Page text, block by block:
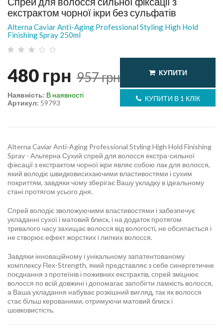
екстрактом чорної ікри без сульфатів
Alterna Caviar Anti-Aging Professional Styling High Hold
Finishing Spray 250ml
480 грн 957грн КУПИТИ
КУПИТИ В 1 КЛІК
Артикул: 59793
Наявність: В наявності
Alterna Caviar Anti-Aging Professional Styling High Hold Finishing
Spray - Альтерна Сухий спрей для волосся екстра-сильної
фіксації з екстрактом чорної ікри являє собою лак для волосся,
який володіє швидковисихаючими властивостями і сухим
покриттям, завдяки чому зберігає Вашу укладку в ідеальному
стані протягом усього дня.
Спрей володіє зволожуючими властивостями і забезпечує
укладанні сухої і матовий блиск, і на додаток протягом
тривалого часу захищає волосся від вологості, не обсипається і
не створює ефект жорстких і липких волосся.
Завдяки інноваційному і унікальному запатентованому
комплексу Flex-Strength, який представляє з себе синергетичне
поєднання з протеїнів і поживних екстрактів, спрей зміцнює
волосся по всій довжині і допомагає запобігти ламкість волосся,
а Ваша укладання набуває розкішний вигляд, так як волосся
стає більш керованими, отримуючи матовий блиск і
шовковистість.